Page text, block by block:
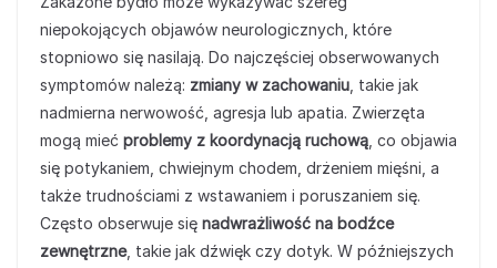
niepokojących objawów neurologicznych, które
stopniowo się nasilają. Do najczęściej obserwowanych
symptomów należą: zmiany w zachowaniu , takie jak
nadmierna nerwowość, agresja lub apatia. Zwierzęta
mogą mieć problemy z koordynacją ruchową , co objawia
się potykaniem, chwiejnym chodem, drżeniem mięśni, a
także trudnościami z wstawaniem i poruszaniem się.
Często obserwuje się nadwrażliwość na bodźce
zewnętrzne, takie jak dźwięk czy dotyk. W późniejszych